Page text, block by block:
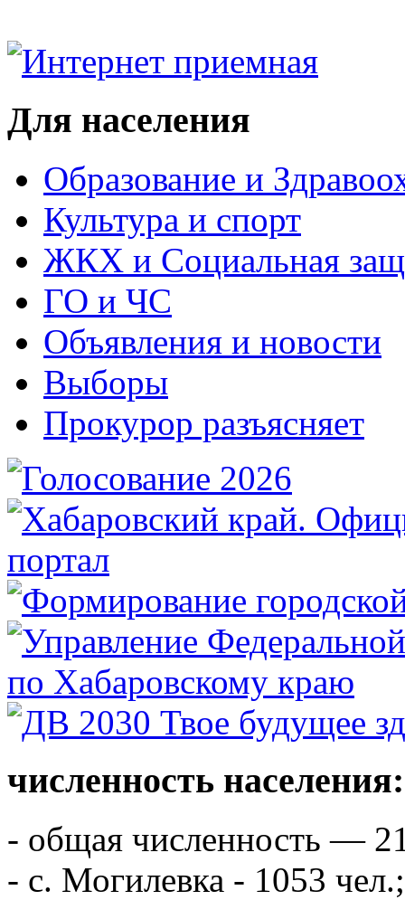
Для населения
Образование и
Культура и спорт
ЖКХ и Социальная
ГО и ЧС
Объявления и новости
Выборы
Прокурор разъясняет
численность населения:
- общая численность —
- с. Могилевка - 1053 чел.;